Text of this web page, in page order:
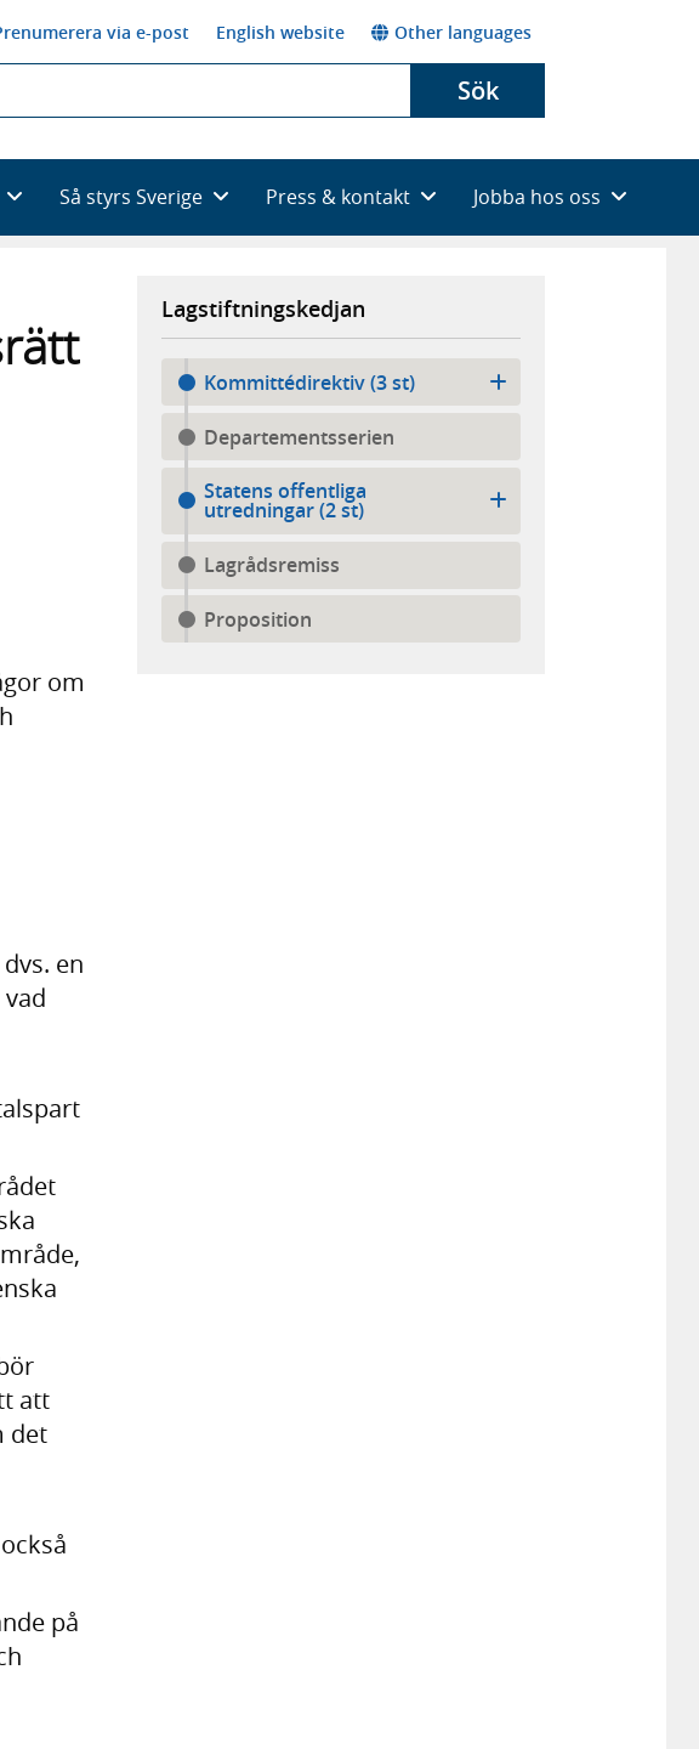
via e-post English website Other languages
Sök
Så styrs Sverige Press & kontakt Jobba hos oss
om
en
att
det
på
Lagstiftningskedjan
Kommittédirektiv (3 st)
Departementsserien
Statens offentliga
utredningar (2 st)
Lagrådsremiss
Proposition